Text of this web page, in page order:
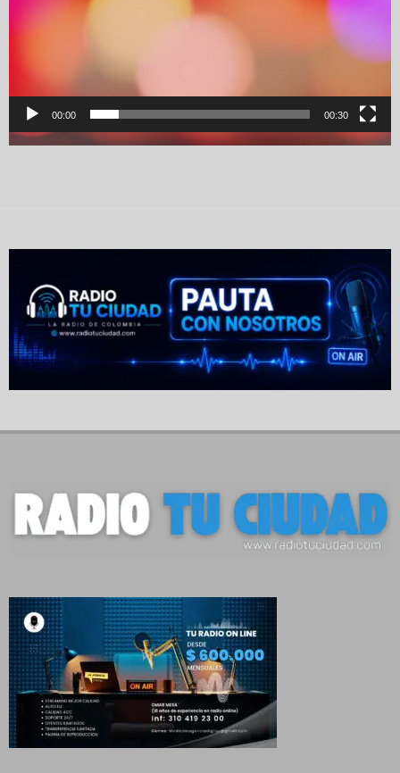
00:00 00:30